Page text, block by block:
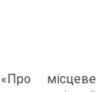
місцеве